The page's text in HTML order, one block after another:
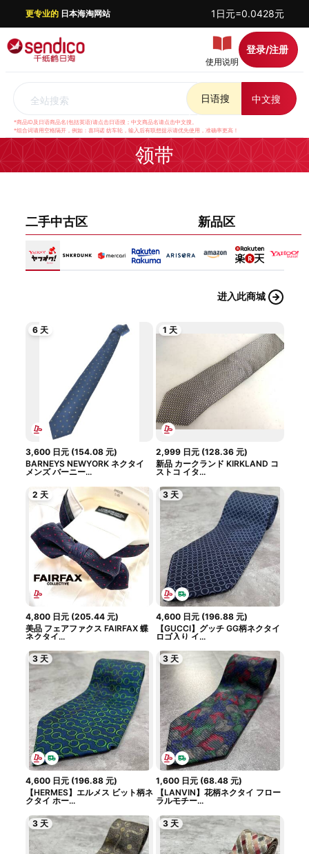
更专业的日本海淘网站 1日元=0.0428元
使用说明
登录/注册
全站搜索 日语搜 中文搜
*商品ID及日语商品名(包括英语)请点击日语搜；中文商品名请点击中文搜。
*组合词请用空格隔开，例如：喜玛诺 纺车轮，输入后有联想提示请优先使用，准确率更高！
领带
二手中古区 新品区
进入此商城
6 天
3,600 日元(154.08 元)
BARNEYS NEWYORK ネクタイ
メンズ バーニー...
1 天
2,999 日元 (128.36 元)
新品 カークランド KIRKLAND コ
ストコ イタ...
2 天
4,800 日元(205.44 元)
美品 フェアファクス FAIRFAX 蝶
ネクタイ...
3 天
4,600 日元 (196.88 元)
【GUCCI】グッチ GG柄ネクタイ
ロゴ入り イ...
3 天
4,600 日元(196.88 元)
【HERMES】エルメス ビット柄ネ
クタイ ホー...
3 天
1,600 日元 (68.48 元)
【LANVIN】花柄ネクタイ フロー
ラルモチー...
3 天 3 天